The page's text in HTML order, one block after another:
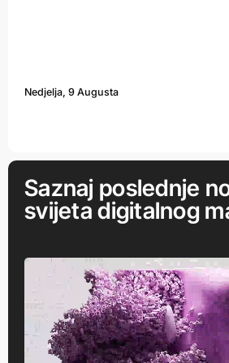
Nedjelja, 9 Augusta
Saznaj poslednje
svijeta digitalnog